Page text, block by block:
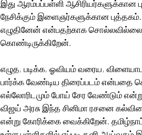
இது ஆரம்பப்பள்ளி ஆசிரியர்களுக்கான
நேசிக்கும் இளைஞர்களுக்கான
எழுதினேன் என்பதற்காக
கொண்டிருக்கிறேன்.
எழுத, படிக்க, ஓவியம் வரைய,
பார்க்க வேண்டிய திரைப்படம் என்பதை
எல்லோரிடமும் போய் சேர வேண்டும் என்று
விஜய் அரசு இந்த சினிமா ரசனை
என்று கோரிக்கை வைக்கிறேன்.